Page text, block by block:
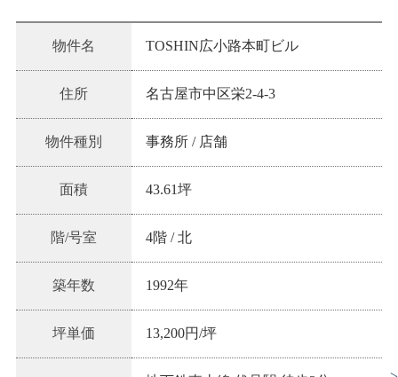
物件名 TOSHIN広小路本町ビル
住所 名古屋市中区栄2-4-3
物件種別 事務所 / 店舗
面積 43.61坪
階/号室 4階/北
築年数 1992年
坪単価 13,200円/坪